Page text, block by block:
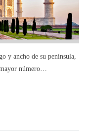
y ancho de su península,
número…